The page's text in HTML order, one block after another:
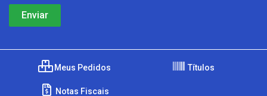
Meus Pedidos Títulos
Notas Fiscais